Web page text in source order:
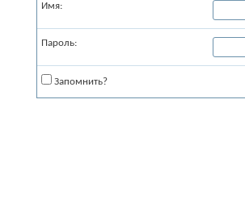
Имя:
Пароль:
Запомнить?